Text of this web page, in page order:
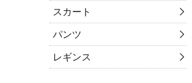
スカート
パンツ
レギンス